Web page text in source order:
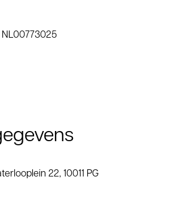
NL00773025
22, 10011 PG